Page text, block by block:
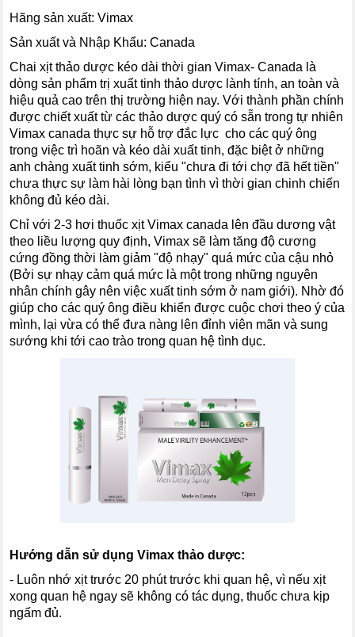
Hãng sản xuất: Vimax
Sản xuất và Nhập Khẩu: Canada
Chai xịt thảo dược kéo dài thời gian Vimax- Canada là
dòng sản phẩm trị xuất tinh thảo dược lành tính, an toàn và
hiệu quả cao trên thị trường hiện nay. Với thành phần chính
được chiết xuất từ các thảo dược quý có sẵn trong tự nhiên
Vimax canada thực sự hỗ trợ đắc lực cho các quý ông
trong việc trì hoãn và kéo dài xuất tinh, đặc biệt ở những
anh chàng xuất tinh sớm, kiểu "chưa đi tới chợ đã hết tiền"
chưa thực sự làm hài lòng bạn tình vì thời gian chinh chiến
không đủ kéo dài.
Chỉ với 2-3 hơi thuốc xịt Vimax canada lên đầu dương vật
theo liều lượng quy định, Vimax sẽ làm tăng độ cương
cứng đồng thời làm giảm "độ nhạy" quá mức của cậu nhỏ
(Bởi sự nhạy cảm quá mức là một trong những nguyên
nhân chính gây nên việc xuất tinh sớm ở nam giới). Nhờ đó
giúp cho các quý ông điều khiển được cuộc chơi theo ý của
mình, lại vừa có thể đưa nàng lên đỉnh viên mãn và sung
sướng khi tới cao trào trong quan hệ tình dục.
Hướng dẫn sử dụng Vimax thảo dược:
- Luôn nhớ xịt trước 20 phút trước khi quan hệ, vì nếu xịt
xong quan hệ ngay sẽ không có tác dụng, thuốc chưa kịp
ngấm đủ.